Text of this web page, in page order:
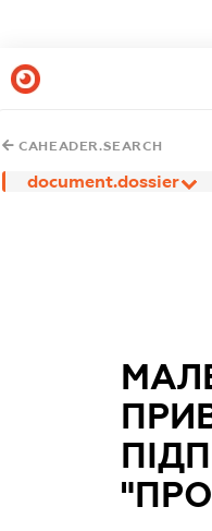
CAHEADER.SEARCH
document.dossier